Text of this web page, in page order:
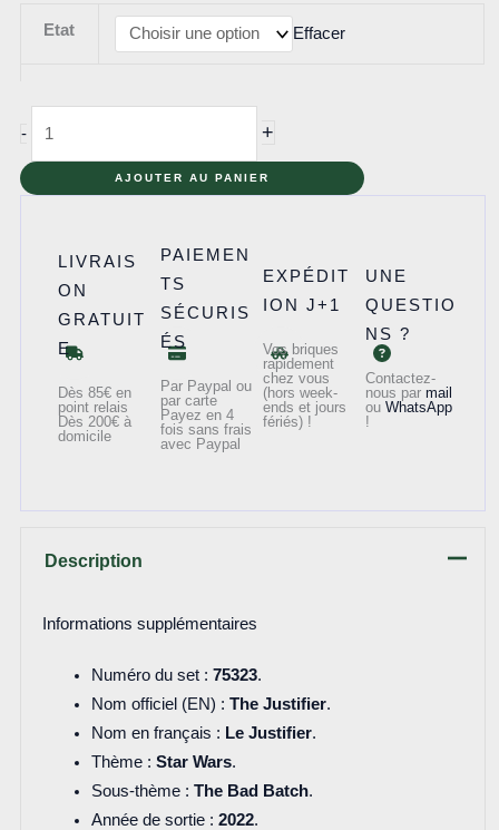
Etat Effacer
-
Justifier
+
AJOUTER AU PANIER
LIVRAIS
ON
GRATUIT
E
Dès 85€ en
point relais
Dès 200€ à
domicile
PAIEMEN
TS
SÉCURIS
ÉS
Par Paypal ou
par carte
Payez en 4
fois sans frais
avec Paypal
EXPÉDIT
ION J+1
Vos briques
rapidement
chez vous
(hors week-
ends et jours
fériés) !
UNE
QUESTIO
NS ?
Contactez-
nous par mail
ou WhatsApp
!
Description
Informations supplémentaires
Numéro du set : 75323.
Nom officiel (EN) : The Justifier.
Nom en français : Le Justifier.
Thème : Star Wars.
Sous-thème : The Bad Batch.
Année de sortie : 2022.